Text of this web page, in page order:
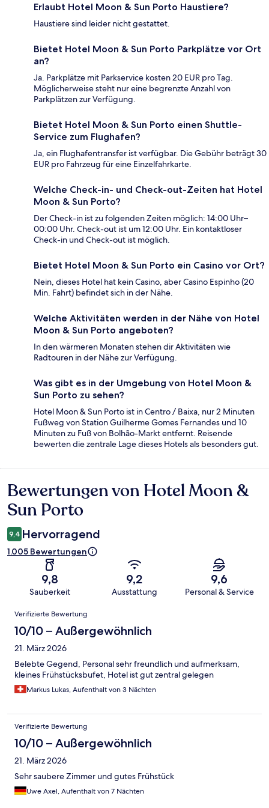
Erlaubt Hotel Moon & Sun Porto Haustiere?
Haustiere sind leider nicht gestattet.
Bietet Hotel Moon & Sun Porto Parkplätze vor Ort
an?
Ja. Parkplätze mit Parkservice kosten 20 EUR pro Tag.
Möglicherweise steht nur eine begrenzte Anzahl von
Parkplätzen zur Verfügung.
Bietet Hotel Moon & Sun Porto einen Shuttle-
Service zum Flughafen?
Ja, ein Flughafentransfer ist verfügbar. Die Gebühr beträgt 30
EUR pro Fahrzeug für eine Einzelfahrkarte.
Welche Check-in- und Check-out-Zeiten hat Hotel
Moon & Sun Porto?
Der Check-in ist zu folgenden Zeiten möglich: 14:00 Uhr–
00:00 Uhr. Check-out ist um 12:00 Uhr. Ein kontaktloser
Check-in und Check-out ist möglich.
Bietet Hotel Moon & Sun Porto ein Casino vor Ort?
Nein, dieses Hotel hat kein Casino, aber Casino Espinho (20
Min. Fahrt) befindet sich in der Nähe.
Welche Aktivitäten werden in der Nähe von Hotel
Moon & Sun Porto angeboten?
In den wärmeren Monaten stehen dir Aktivitäten wie
Radtouren in der Nähe zur Verfügung.
Was gibt es in der Umgebung von Hotel Moon &
Sun Porto zu sehen?
Hotel Moon & Sun Porto ist in Centro / Baixa, nur 2 Minuten
Fußweg von Station Guilherme Gomes Fernandes und 10
Minuten zu Fuß von Bolhão-Markt entfernt. Reisende
bewerten die zentrale Lage dieses Hotels als besonders gut.
Bewertungen
Bewertungen von Hotel Moon &
Sun Porto
9,4 Hervorragend
1.005 Bewertungen
9,8
Sauberkeit
9,2
Ausstattung
9,6
Personal & Service
Bewertungen
Verifizierte Bewertung
10/10 – Außergewöhnlich
21. März 2026
Belebte Gegend, Personal sehr freundlich und aufmerksam,
kleines Frühstücksbufet, Hotel ist gut zentral gelegen
Markus Lukas, Aufenthalt von 3 Nächten
Verifizierte Bewertung
10/10 – Außergewöhnlich
21. März 2026
Sehr saubere Zimmer und gutes Frühstück
Uwe Axel, Aufenthalt von 7 Nächten